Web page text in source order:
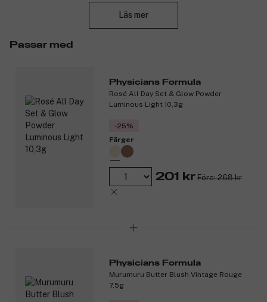
förpackning i tropisk stil, perfekt för att ta med sig på resor, ger
Physicians Formel Butter Highlighter en omedelbar glöd med en
behaglig doft som avslöjar den sanna hemligheten bakom
Läs mer
Passar med
Physicians Formula
Rosé All Day Set & Glow Powder
Luminous Light 10,3g
-25%
Färger
201 kr Före: 268 kr
Physicians Formula
Murumuru Butter Blush Vintage Rouge
7,5g